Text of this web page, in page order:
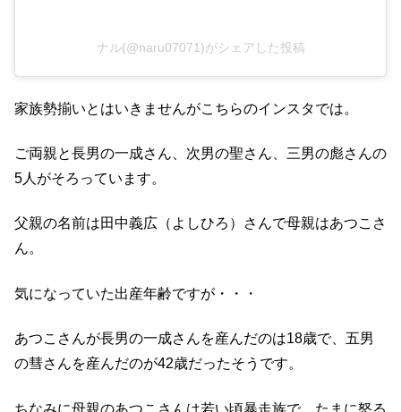
ナル(@naru07071)がシェアした投稿
家族勢揃いとはいきませんがこちらのインスタでは。
ご両親と長男の一成さん、次男の聖さん、三男の彪さんの
5人がそろっています。
父親の名前は田中義広（よしひろ）さんで母親はあつこさ
ん。
気になっていた出産年齢ですが・・・
あつこさんが長男の一成さんを産んだのは18歳で、五男
の彗さんを産んだのが42歳だったそうです。
ちなみに母親のあつこさんは若い頃暴走族で、たまに怒る